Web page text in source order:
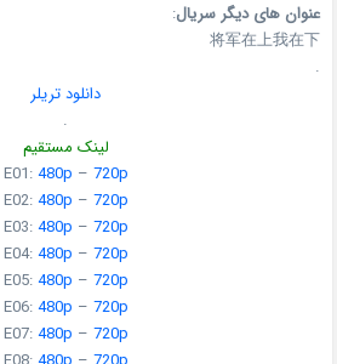
عنوان های دیگر سریال:
将军在上我在下
.
دانلود تریلر
.
لینک مستقیم
E01:480p – 720p
E02:480p – 720p
E03:480p – 720p
E04:480p – 720p
E05:480p – 720p
E06:480p – 720p
E07:480p – 720p